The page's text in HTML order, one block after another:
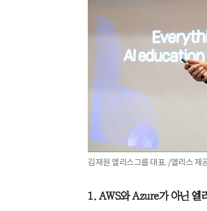
김재원 엘리스그룹 대표. /엘리스 제
1. AWS와 Azure가 아닌 엘